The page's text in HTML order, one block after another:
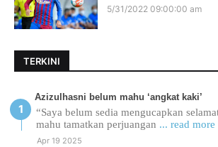
5/31/2022 09:00:00 am
TERKINI
Azizulhasni belum mahu ‘angkat kaki’
“Saya belum sedia mengucapkan
mahu tamatkan perjuangan ... read more
Apr 19 2025